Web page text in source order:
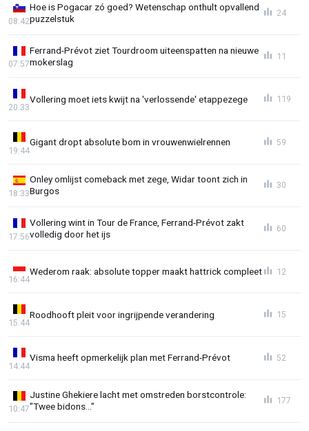
Hoe is Pogacar zó goed? Wetenschap onthult opvallend
puzzelstuk
08:42
24
Ferrand-Prévot ziet Tourdroom uiteenspatten na nieuwe
mokerslag
07:57
11
Vollering moet iets kwijt na 'verlossende' etappezege
20:33
119
Gigant dropt absolute bom in vrouwenwielrennen
19:44
59
Onley omlijst comeback met zege, Widar toont zich in
Burgos
18:33
30
Vollering wint in Tour de France, Ferrand-Prévot zakt
volledig door het ijs
17:56
60
Wederom raak: absolute topper maakt hattrick compleet
16:44
12
Roodhooft pleit voor ingrijpende verandering
15:44
15
Visma heeft opmerkelijk plan met Ferrand-Prévot
14:44
52
Justine Ghekiere lacht met omstreden borstcontrole:
"Twee bidons..."
10:47
177